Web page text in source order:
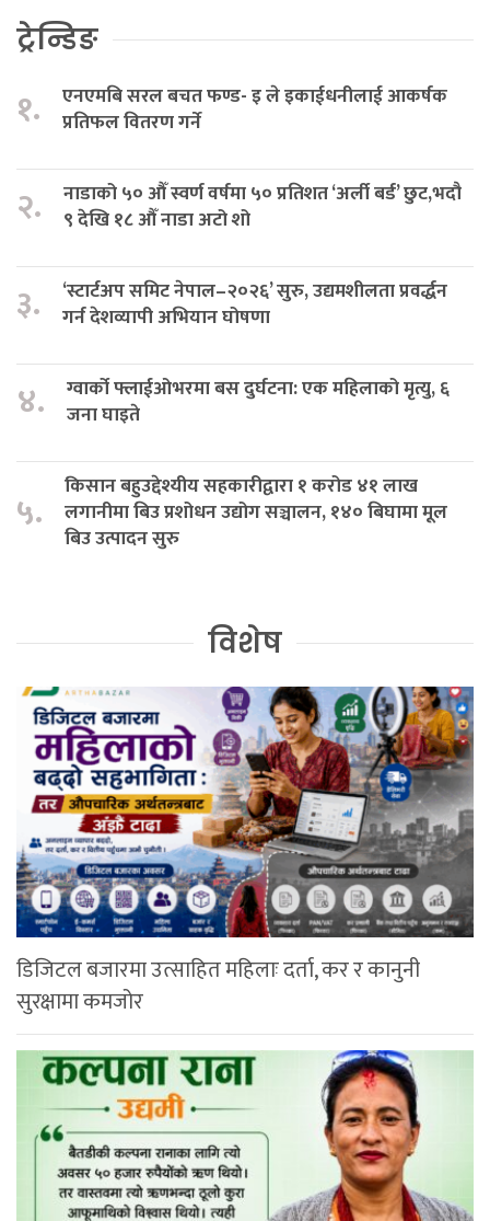
ट्रेन्डिङ
१.
एनएमबि सरल बचत फण्ड- इ ले इकाईधनीलाई आकर्षक
प्रतिफल वितरण गर्ने
२.
नाडाको ५० औँ स्वर्ण वर्षमा ५० प्रतिशत ‘अर्ली बर्ड’ छुट,भदौ
९ देखि १८ औँ नाडा अटो शो
३.
‘स्टार्टअप समिट नेपाल–२०२६’ सुरु, उद्यमशीलता प्रवर्द्धन
गर्न देशव्यापी अभियान घोषणा
४.
ग्वार्को फ्लाईओभरमा बस दुर्घटना: एक महिलाको मृत्यु, ६
जना घाइते
५.
किसान बहुउद्देश्यीय सहकारीद्वारा १ करोड ४१ लाख
लगानीमा बिउ प्रशोधन उद्योग सञ्चालन, १४० बिघामा मूल
बिउ उत्पादन सुरु
विशेष
डिजिटल बजारमा उत्साहित महिलाः दर्ता, कर र कानुनी
सुरक्षामा कमजोर